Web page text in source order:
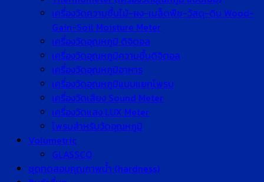
เครื่องวัดความชื้นไม้-ผง-เมล็ดพืช-วัสดุ-ดิน Wood-
Gain-Soil Moisture Meter
เครื่องวัดอุณหภูมิ ดิจิตอล
เครื่องวัดอุณหภูมิความชื้นดิจิตอล
เครื่องวัดอุณหภูมิอาหาร
เครื่องวัดอุณหภูมิแบบแยกโพรบ
เครื่องวัดเสียง Sound Meter
เครื่องวัดแสง LUX Meter
โพรบสำหรับวัดอุณหภูมิ
Volumetric
GLASSCO
ชุดทดสอบคุณภาพน้ำ (hardness)